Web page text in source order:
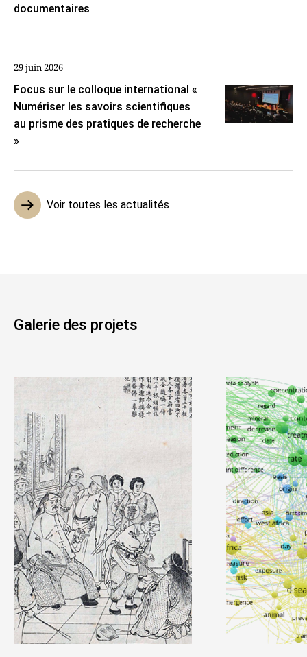
Voir toutes les actualités
documentaires
29 juin 2026
Focus sur le colloque international «
Numériser les savoirs scientifiques
au prisme des pratiques de recherche
»
Galerie des projets